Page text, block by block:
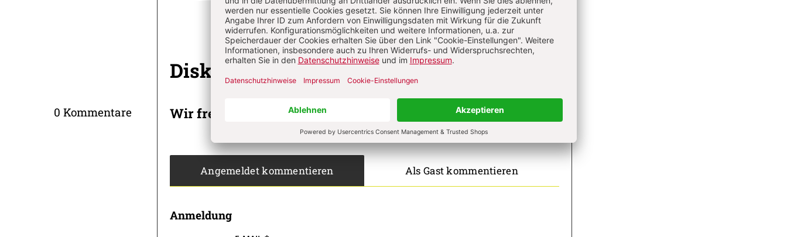
Diskussion
0 Kommentare Wir freuen uns über Ihren Kommentar
Angemeldet kommentieren Als Gast kommentieren
Anmeldung